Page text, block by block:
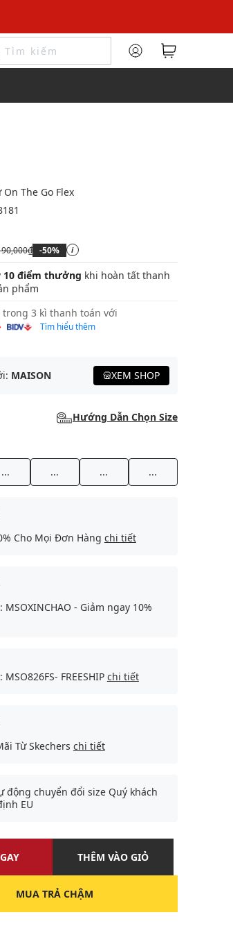
The Go Flex
-50% i
10 điểm thưởng khi hoàn tất thanh
phẩm
trong 3 kì thanh toán với
Tìm hiểu thêm
MAISON XEM SHOP
Hướng Dẫn Chọn Size
... ... ... ...
Cho Mọi Đơn Hàng chi tiết
MSOXINCHAO - Giảm ngay 10%
FREESHIP chi tiết
Từ Skechers chi tiết
động chuyển đổi size Quý khách
EU
THÊM VÀO GIỎ
MUA TRẢ CHẬM